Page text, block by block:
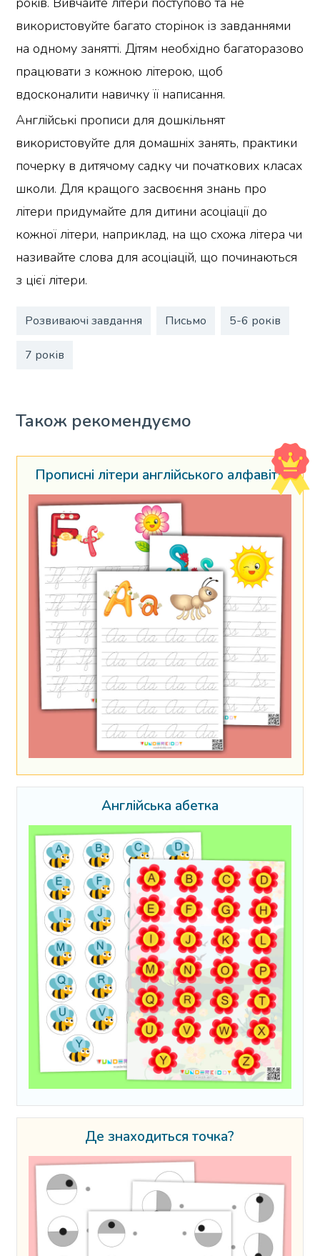
використовуйте багато сторінок із завданнями
на одному занятті. Дітям необхідно багаторазово
працювати з кожною літерою, щоб
вдосконалити навичку її написання.
Англійські прописи для дошкільнят
використовуйте для домашніх занять, практики
почерку в дитячому садку чи початкових класах
школи. Для кращого засвоєння знань про
літери придумайте для дитини асоціації до
кожної літери, наприклад, на що схожа літера чи
називайте слова для асоціацій, що починаються
з цієї літери.
Розвиваючі завдання Письмо 5-6 років
7 років
Також рекомендуємо
Прописні літери англійського алфавіту
Англійська абетка
Де знаходиться точка?